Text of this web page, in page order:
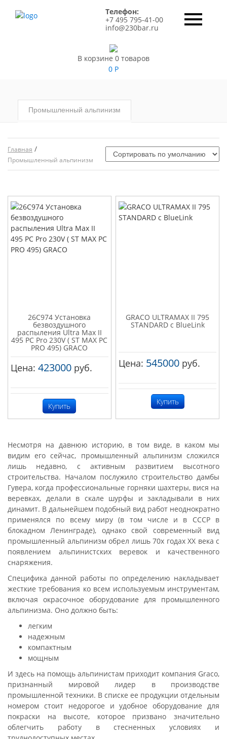
Телефон:
+7 495 795-41-00
info@230bar.ru
В корзине 0 товаров
0 Р
Промышленный альпинизм
Главная /
Промышленный альпинизм
26C974 Установка
безвоздушного
распыления Ultra Max II
495 PC Pro 230V ( ST MAX PC
PRO 495) GRACO
Цена: 423000 руб.
Купить
GRACO ULTRAMAX II 795
STANDARD с BlueLink
Цена: 545000 руб.
Купить
Несмотря на давнюю историю, в том виде, в каком мы
видим его сейчас, промышленный альпинизм сложился
лишь недавно, с активным развитием высотного
строительства. Началом послужило строительство дамбы
Гувера, когда профессиональные горняки шахтеры, вися на
веревках, делали в скале шурфы и закладывали в них
динамит. В дальнейшем подобный вид работ неоднократно
применялся по всему миру (в том числе и в СССР в
блокадном Ленинграде), однако свой современный вид
промышленный альпинизм обрел лишь 70х годах XX века с
появлением альпинистских веревок и качественного
снаряжения.
Специфика данной работы по определению накладывает
жесткие требования ко всем используемым инструментам,
включая окрасочное оборудование для промышленного
альпинизма. Оно должно быть:
легким
надежным
компактным
мощным
И здесь на помощь альпинистам приходит компания Graco,
признанный мировой лидер в производстве
промышленной техники. В списке ее продукции отдельным
номером стоит недорогое и удобное оборудование для
покраски на высоте, которое призвано значительно
облегчить работу в стесненных условиях и